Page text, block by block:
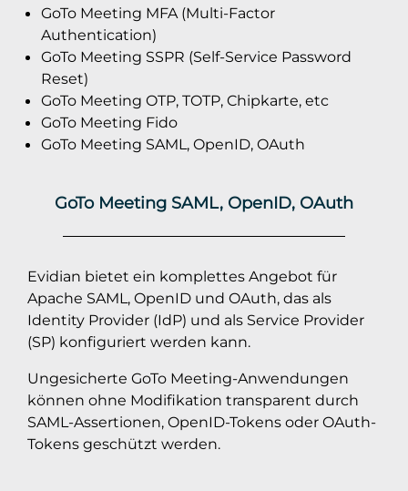
GoTo Meeting MFA (Multi-Factor
Authentication)
GoTo Meeting SSPR (Self-Service Password
Reset)
GoTo Meeting OTP, TOTP, Chipkarte, etc
GoTo Meeting Fido
GoTo Meeting SAML, OpenID, OAuth
GoTo Meeting SAML, OpenID, OAuth
Evidian bietet ein komplettes Angebot für
Apache SAML, OpenID und OAuth, das als
Identity Provider (IdP) und als Service Provider
(SP) konfiguriert werden kann.
Ungesicherte GoTo Meeting-Anwendungen
können ohne Modifikation transparent durch
SAML-Assertionen, OpenID-Tokens oder OAuth-
Tokens geschützt werden.